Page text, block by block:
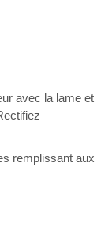
avec la lame et
remplissant aux